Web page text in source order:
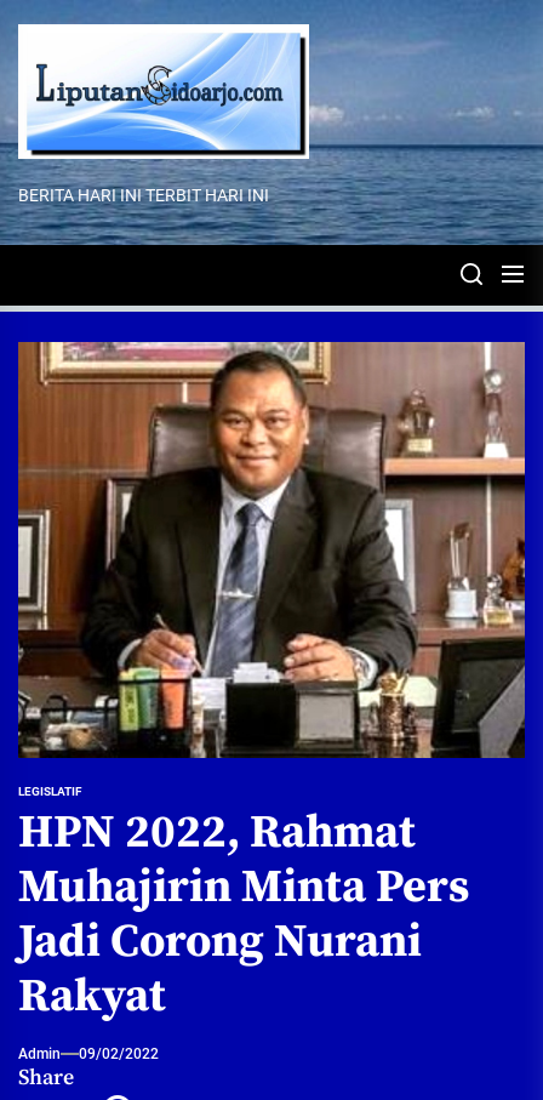
content
BERITA HARI INI TERBIT HARI INI
LEGISLATIF
HPN 2022, Rahmat
Muhajirin Minta Pers
Jadi Corong Nurani
Rakyat
Admin 09/02/2022
Share